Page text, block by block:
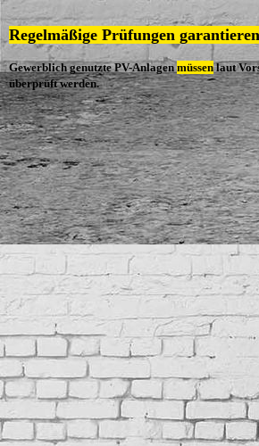
Regelmäßige Prüfungen
Gewerblich genutzte PV-Anlagenmüssenlaut
überprüft werden.